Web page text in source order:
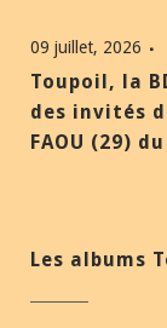
09 juillet, 2026
Toupoil, la
des invités
FAOU (29)
Les albums